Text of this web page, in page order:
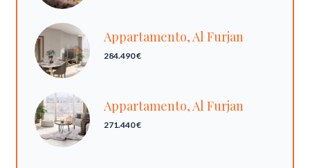
Appartamento, Al Furjan
284.490 €
Appartamento, Al Furjan
271.440 €